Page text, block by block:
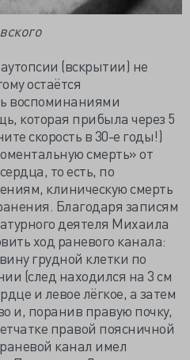
(вскрытии) не
остаётся
воспоминаниями
которая прибыла через 5
скорость в 30-е годы!)
смерть» от
то есть, по
клиническую смерть
Благодаря записям
деятеля Михаила
ход раневого канала:
грудной клетки по
(след находился на 3 см
и левое лёгкое, а затем
и, поранив правую почку,
правой поясничной
канал имел